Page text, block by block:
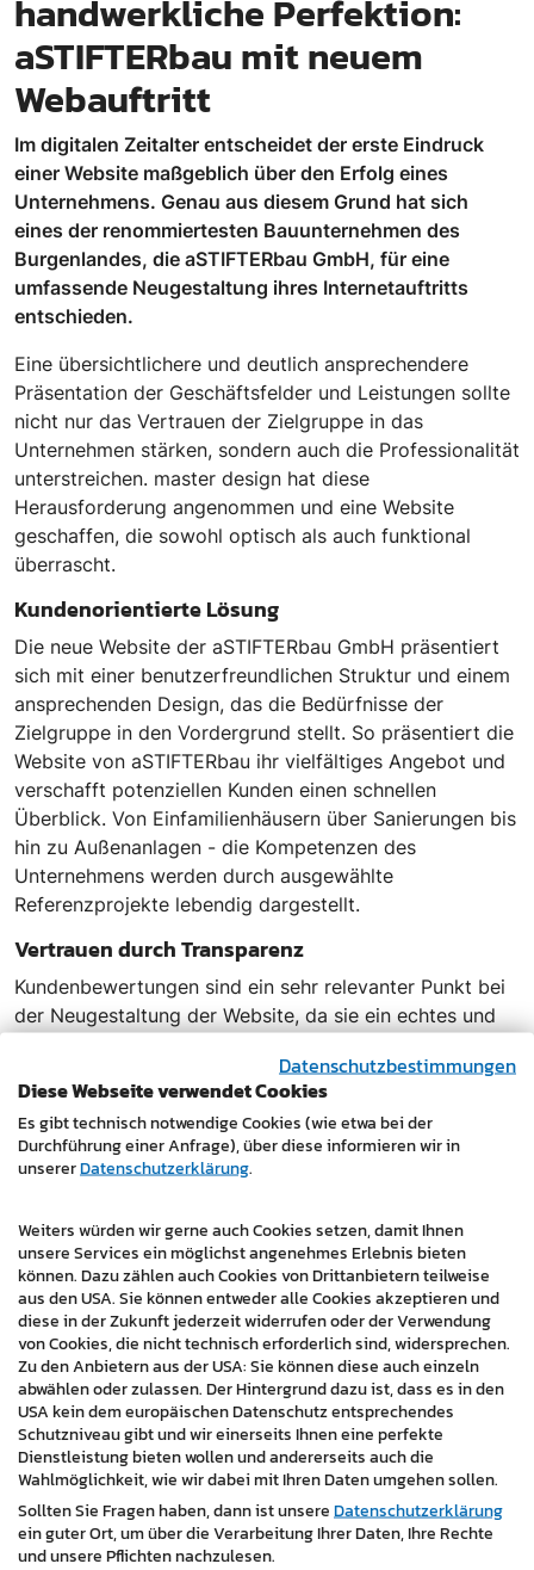
handwerkliche Perfektion:
aSTIFTERbau mit neuem
Webauftritt
Im digitalen Zeitalter entscheidet der erste Eindruck
einer Website maßgeblich über den Erfolg eines
Unternehmens. Genau aus diesem Grund hat sich
eines der renommiertesten Bauunternehmen des
Burgenlandes, die aSTIFTERbau GmbH, für eine
umfassende Neugestaltung ihres Internetauftritts
entschieden.
Eine übersichtlichere und deutlich ansprechendere
Präsentation der Geschäftsfelder und Leistungen sollte
nicht nur das Vertrauen der Zielgruppe in das
Unternehmen stärken, sondern auch die Professionalität
unterstreichen. master design hat diese
Herausforderung angenommen und eine Website
geschaffen, die sowohl optisch als auch funktional
überrascht.
Kundenorientierte Lösung
Die neue Website der aSTIFTERbau GmbH präsentiert
sich mit einer benutzerfreundlichen Struktur und einem
ansprechenden Design, das die Bedürfnisse der
Zielgruppe in den Vordergrund stellt. So präsentiert die
Website von aSTIFTERbau ihr vielfältiges Angebot und
verschafft potenziellen Kunden einen schnellen
Überblick. Von Einfamilienhäusern über Sanierungen bis
hin zu Außenanlagen - die Kompetenzen des
Unternehmens werden durch ausgewählte
Referenzprojekte lebendig dargestellt.
Vertrauen durch Transparenz
Kundenbewertungen sind ein sehr relevanter Punkt bei
der Neugestaltung der Website, da sie ein echtes und
Zufriedenheit und die Arbeit von aSTIFTERbau zu
schaffen. Der Fokus sollte auf realisierten Projekten und
Erfolgsgeschichten liegen, die Interessenten inspirieren,
aSTIFTERbau als Partner für ihr Bauvorhaben zu
Technische Ausführung
Die aSTIFTERbau-Website verspricht ein positives
Nutzererlebnis auf allen Endgeräten. Dies wird durch
die Umsetzung mit dem Content Management System
WordPress und als responsive Website erreicht. Mit der
technischen Umsetzung durch master design wird
sichergestellt, dass die Seite nicht nur den technischen
Anforderungen, sondern auch den Bedürfnissen der
Nutzer heute und in Zukunft gerecht wird. Entstanden
ist eine Website, die die Unternehmenswerte von
aSTIFTERbau - Qualität, Zuverlässigkeit und
Kundennähe - perfekt widerspiegelt.
Datenschutzbestimmungen
Diese Webseite verwendet Cookies
Es gibt technisch notwendige Cookies (wie etwa bei der
Durchführung einer Anfrage), über diese informieren wir in
unsererDatenschutzerklärung.
Weiters würden wir gerne auch Cookies setzen, damit Ihnen
unsere Services ein möglichst angenehmes Erlebnis bieten
können. Dazu zählen auch Cookies von Drittanbietern teilweise
aus den USA. Sie können entweder alle Cookies akzeptieren und
diese in der Zukunft jederzeit widerrufen oder der Verwendung
von Cookies, die nicht technisch erforderlich sind, widersprechen.
Zu den Anbietern aus der USA: Sie können diese auch einzeln
abwählen oder zulassen. Der Hintergrund dazu ist, dass es in den
USA kein dem europäischen Datenschutz entsprechendes
Schutzniveau gibt und wir einerseits Ihnen eine perfekte
Dienstleistung bieten wollen und andererseits auch die
Wahlmöglichkeit, wie wir dabei mit Ihren Daten umgehen sollen.
Sollten Sie Fragen haben, dann ist unsereDatenschutzerklärung
ein guter Ort, um über die Verarbeitung Ihrer Daten, Ihre Rechte
und unsere Pflichten nachzulesen.